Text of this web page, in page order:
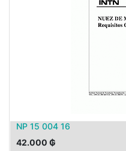
NP 15 004 16
42.000 ₲